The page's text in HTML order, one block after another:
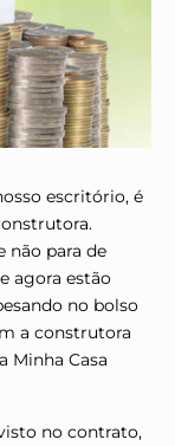
escritório, é
não para de
agora estão
no bolso
a construtora
Minha Casa
no contrato,